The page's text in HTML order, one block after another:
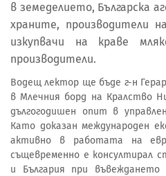
в земеделието, Българска
храните, производители
изкупвачи на краве
производители.
Водещ лектор ще бъде г-н
в Млечния борд на Кралство
дългогодишен опит в
Като доказан международен
активно в работата на
същевременно е консултирал
и България при